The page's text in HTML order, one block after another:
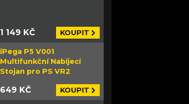
1 149 KČ KOUPIT
iPega P5 V001
Multifunkční Nabíjecí
Stojan pro PS VR2
649 KČ KOUPIT